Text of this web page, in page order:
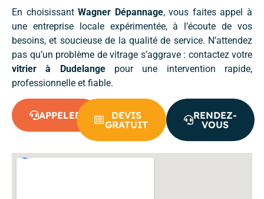
En choisissantWagner Dépannage, vous faites appel à
une entreprise locale expérimentée, à l’écoute de vos
besoins, et soucieuse de la qualité de service. N’attendez
pas qu’un problème de vitrage s’aggrave : contactez votre
vitrier à Dudelangepour une intervention rapide,
professionnelle et fiable.
APPELER
DEVIS
GRATUIT
RENDEZ-
VOUS